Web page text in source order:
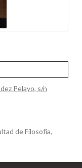
Pelayo, s/n
de Filosofía,